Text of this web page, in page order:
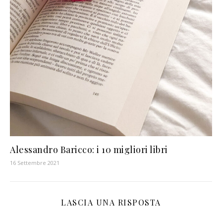
Alessandro Baricco: i 10 migliori libri
16 Settembre 2021
LASCIA UNA RISPOSTA